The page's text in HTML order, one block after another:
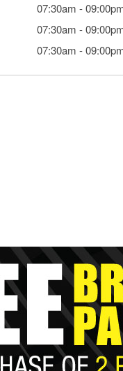
07:30am -
07:30am -
07:30am -